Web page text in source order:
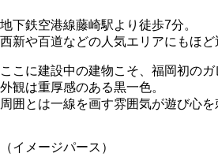
地下鉄空港線藤崎駅より徒歩7分。
西新や百道などの人気エリアにもほど
ここに建設中の建物こそ、福岡初の
外観は重厚感のある黒一色。
周囲とは一線を画す雰囲気が遊び心を
（イメージパース）